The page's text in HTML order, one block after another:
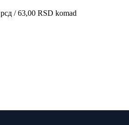
рсд / 63,00 RSD komad